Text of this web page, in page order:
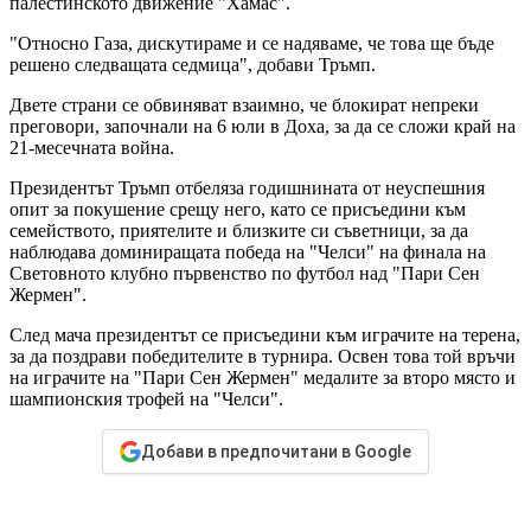
"Относно Газа, дискутираме и се надяваме, че това ще бъде
решено следващата седмица", добави Тръмп.
Двете страни се обвиняват взаимно, че блокират непреки
преговори, започнали на 6 юли в Доха, за да се сложи край на
21-месечната война.
Президентът Тръмп отбеляза годишнината от неуспешния
опит за покушение срещу него, като се присъедини към
семейството, приятелите и близките си съветници, за да
наблюдава доминиращата победа на "Челси" на финала на
Световното клубно първенство по футбол над "Пари Сен
Жермен".
След мача президентът се присъедини към играчите на терена,
за да поздрави победителите в турнира. Освен това той връчи
на играчите на "Пари Сен Жермен" медалите за второ място и
шампионския трофей на "Челси".
Добави в предпочитани в Google